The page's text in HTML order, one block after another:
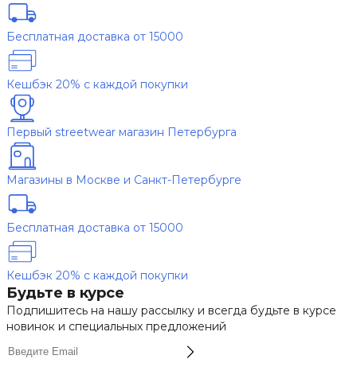
Бесплатная доставка от 15000
Кешбэк 20% с каждой покупки
Первый streetwear магазин Петербурга
Магазины в Москве и Санкт-Петербурге
Бесплатная доставка от 15000
Кешбэк 20% с каждой покупки
Будьте в курсе
Подпишитесь на нашу рассылку и всегда будьте в курсе
новинок и специальных предложений